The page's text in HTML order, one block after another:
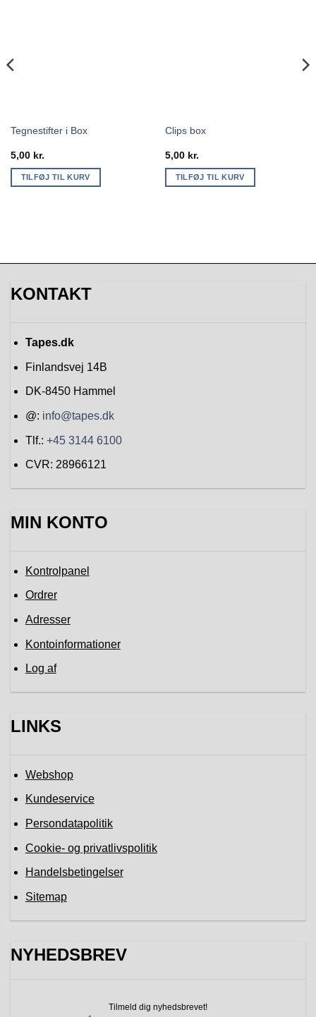
Tegnestifter i Box
5,00 kr.
TILFØJ TIL KURV
Clips box
5,00 kr.
TILFØJ TIL KURV
KONTAKT
Tapes.dk
Finlandsvej 14B
DK-8450 Hammel
@: info@tapes.dk
Tlf.: +45 3144 6100
CVR: 28966121
MIN KONTO
Kontrolpanel
Ordrer
Adresser
Kontoinformationer
Log af
LINKS
Webshop
Kundeservice
Persondatapolitik
Cookie- og privatlivspolitik
Handelsbetingelser
Sitemap
NYHEDSBREV
Tilmeld dig nyhedsbrevet!